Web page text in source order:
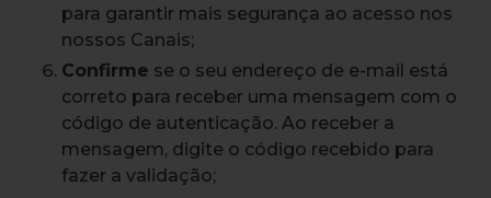
para garantir mais segurança ao acesso nos
nossos Canais;
Confirme se o seu endereço de e-mail está
correto para receber uma mensagem com o
código de autenticação. Ao receber a
mensagem, digite o código recebido para
fazer a validação;